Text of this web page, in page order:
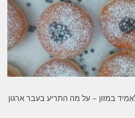
במזון – על מה התריע בעבר ארגון